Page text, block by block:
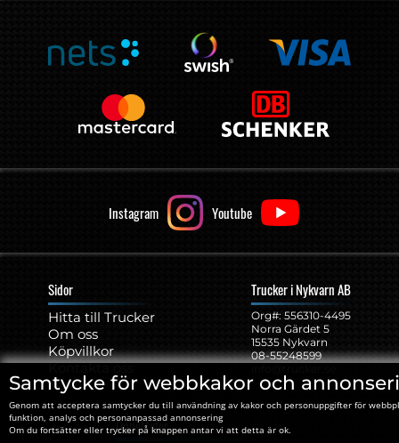
Samtycke för webbkakor och
Genom att acceptera samtycker du till användning av kakor och personuppgifter för
funktion, analys och personanpassad annonsering
Om du fortsätter eller trycker på knappen antar vi att detta är ok.
Instagram Youtube
Sidor
Hitta till Trucker
Om oss
Köpvillkor
Kontakta oss
Kakor
Trucker i Nykvarn AB
Org#: ‍556310-4495
Norra Gärdet 5
15535 Nykvarn
08-55248599
Öppettider